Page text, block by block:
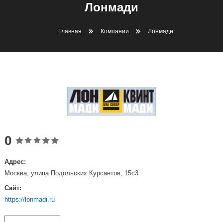
Лонмади
Главная Компании Лонмади
0
Адрес:
Москва, улица Подольских Курсантов, 15с3
Сайт:
https://lonmadi.ru